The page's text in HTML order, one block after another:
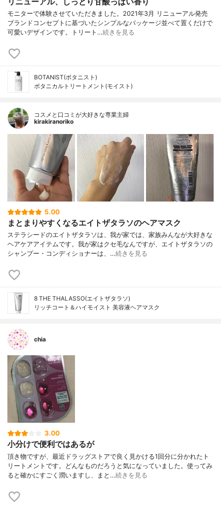
モニターで体験させていただきました。2021年3月 リニューアル発売
ブランドコンセプトに基づいたシンプルなパッケージ並べて置くだけで
可愛いデザインです。トリート…続きを見る
BOTANIST(ボタニスト)
ボタニカルトリートメント(モイスト)
コスメと口コミが大好きな専業主婦
kirakiranoriko
5.00
まとまりやすくなるエイトザタラソのヘアマスク
ステラシードのエイトザタラソは、我が家では、家族みんなが大好きな
ヘアケアアイテムです。我が家はクセ毛なんですが、エイトザタラソの
シャンプー・コンディショナーは、…続きを見る
8 THE THALASSO(エイトザタラソ)
リッチコート＆ハイモイスト 美容液ヘアマスク
chia
3.00
小分けで便利ではあるが
頂き物ですが、最近ドラッグストアで良く見かける1回分に分かれたト
リートメントです。どんなものだろうと気になっていました。使ってみ
ると確かにすごく潤いますし、まと…続きを見る